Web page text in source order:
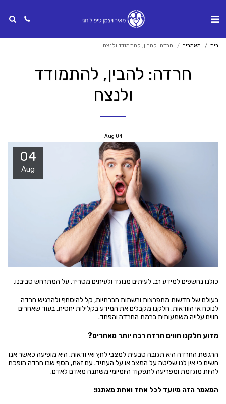
בית מאמרים חרדה: להבין, להתמודד ולנצח
חרדה: להבין, להתמודד
ולנצח
04
Aug
04
Aug
כולנו נחשפים למידע רב, לעיתים מנוגד ולעיתים מטריד, על המתרחש סביבנו.
בעולם של חדשות מתפרצות ורשתות חברתיות, קל להיסחף ולהרגיש חרדה
לנוכח אי הוודאות. חלקנו מקבלים את המידע בקלילות יחסית, בעוד שאחרים
חווים עלייה משמעותית ברמת החרדה והפחד.
מדוע חלקנו חווים חרדה רבה יותר מאחרים?
הרגשת החרדה היא תגובה טבעית למצבי לחץ ואי ודאות. היא מופיעה כאשר אנו
חשים כי אין לנו שליטה על המצב או על העתיד. עם זאת, הסף שבו חרדה הופכת
להיות מוגזמת ומפריעה לתפקוד היומיומי משתנה מאדם לאדם.
המאמר הזה מיועד לכל אחד ואחת מאתנו: